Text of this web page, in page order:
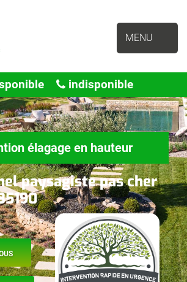
MENU
indisponible
élagage en hauteur
paysagiste pas cher